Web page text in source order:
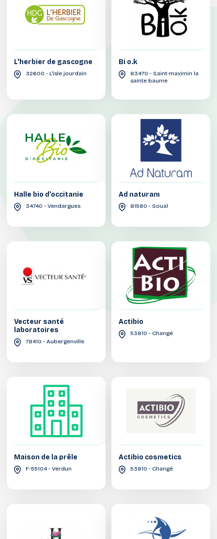
L'herbier de gascogne
32600 - L'isle jourdain
Bi o.k
83470 - Saint-maximin la
sainte baume
Halle bio d’occitanie
34740 - Vendargues
Ad naturam
81580 - Soual
Vecteur santé
laboratoires
78410 - Aubergenville
Actibio
53810 - Changé
Maison de la prêle
F-55104 - Verdun
Actibio cosmetics
53810 - Changé